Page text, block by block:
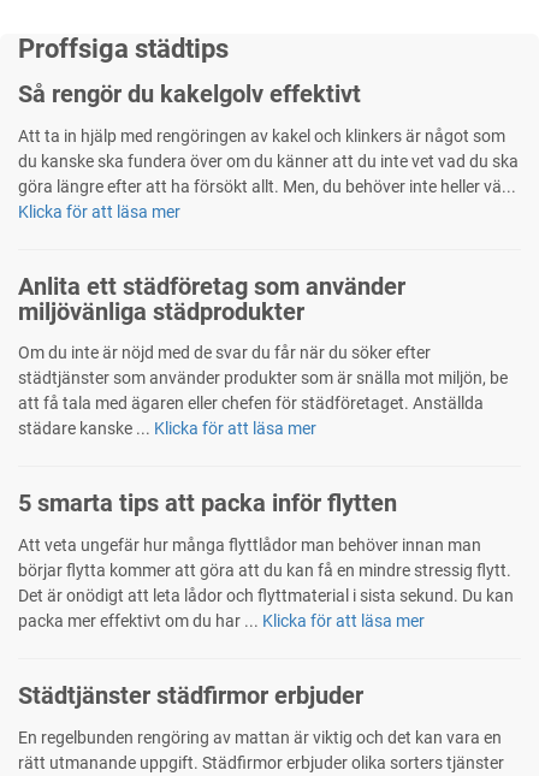
Proffsiga städtips
Så rengör du kakelgolv effektivt
Att ta in hjälp med rengöringen av kakel och klinkers är något som
du kanske ska fundera över om du känner att du inte vet vad du ska
göra längre efter att ha försökt allt. Men, du behöver inte heller vä...
Klicka för att läsa mer
Anlita ett städföretag som använder
miljövänliga städprodukter
Om du inte är nöjd med de svar du får när du söker efter
städtjänster som använder produkter som är snälla mot miljön, be
att få tala med ägaren eller chefen för städföretaget. Anställda
städare kanske ... Klicka för att läsa mer
5 smarta tips att packa inför flytten
Att veta ungefär hur många flyttlådor man behöver innan man
börjar flytta kommer att göra att du kan få en mindre stressig flytt.
Det är onödigt att leta lådor och flyttmaterial i sista sekund. Du kan
packa mer effektivt om du har ... Klicka för att läsa mer
Städtjänster städfirmor erbjuder
En regelbunden rengöring av mattan är viktig och det kan vara en
rätt utmanande uppgift. Städfirmor erbjuder olika sorters tjänster